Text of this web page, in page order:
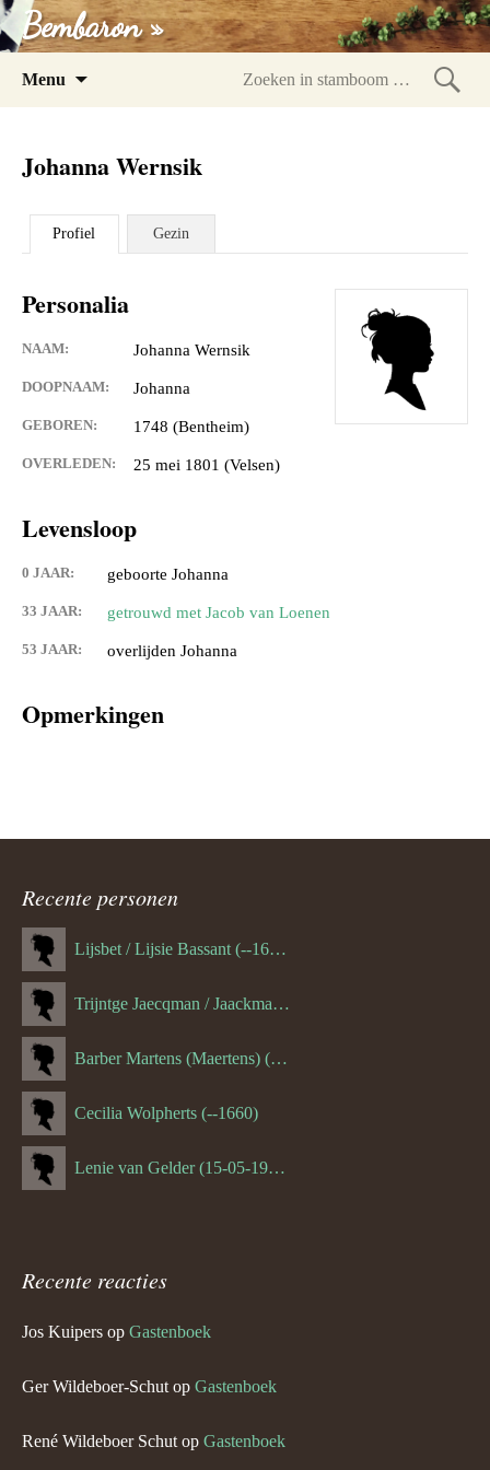
Bembaron »
Menu
Johanna Wernsik
Profiel Gezin
Personalia
NAAM: Johanna Wernsik
DOOPNAAM: Johanna
GEBOREN: 1748 (Bentheim)
OVERLEDEN: 25 mei 1801 (Velsen)
Levensloop
0 JAAR: geboorte Johanna
33 JAAR: getrouwd met Jacob van Loenen
53 JAAR: overlijden Johanna
Opmerkingen
Recente personen
Lijsbet / Lijsie Bassant (--1687)
Trijntge Jaecqman / Jaackman (--1651)
Barber Martens (Maertens) (--1658)
Cecilia Wolpherts (--1660)
Lenie van Gelder (15-05-1970)
Recente reacties
Jos Kuipers op Gastenboek
Ger Wildeboer-Schut op Gastenboek
René Wildeboer Schut op Gastenboek